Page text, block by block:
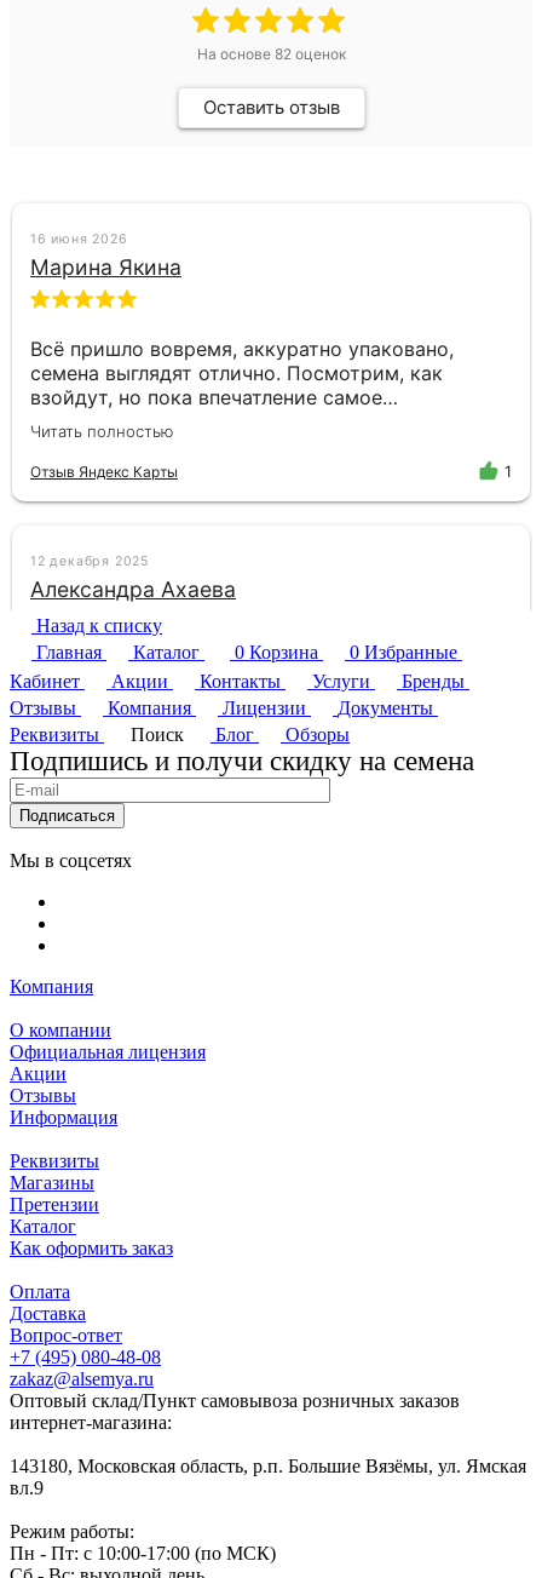
Назад к списку
Главная
Каталог 0 Корзина 0 Избранные
Кабинет
Акции Контакты Услуги
Бренды
Отзывы
Компания Лицензии
Документы
Реквизиты
Поиск Блог Обзоры
Подпишись и получи скидку на семена
Подписаться
Мы в соцсетях
Компания
О компании
Официальная лицензия
Акции
Отзывы
Информация
Реквизиты
Магазины
Претензии
Каталог
Как оформить заказ
Оплата
Доставка
Вопрос-ответ
+7 (495) 080-48-08
zakaz@alsemya.ru
Оптовый склад/Пункт самовывоза розничных заказов
интернет-магазина:
143180, Московская область, р.п. Большие Вязёмы, ул. Ямская
вл.9
Режим работы:
Пн - Пт: с 10:00-17:00 (по МСК)